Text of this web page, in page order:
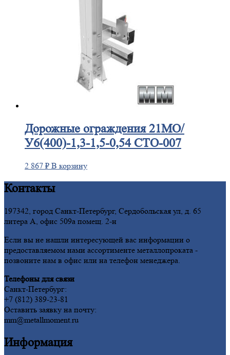
Дорожные ограждения 21МО/
У6(400)-1,3-1,5-0,54 СТО-007
2 867 ₽ В корзину
Контакты
197342, город Санкт-Петербург, Сердобольская ул, д. 65
литера А, офис 509а помещ. 2-н
Если вы не нашли интересующей вас информации о
предоставляемом нами ассортименте металлопроката -
позвоните нам в офис или на телефон менеджера.
Телефоны для связи
Санкт-Петербург:
+7 (812) 389-23-81
Оставить заявку на почту:
mm@metallmoment.ru
Информация